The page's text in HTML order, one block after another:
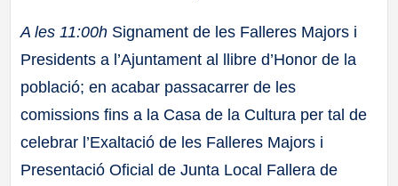
A les 11:00h Signament de les Falleres Majors i
Presidents a l’Ajuntament al llibre d’Honor de la
població; en acabar passacarrer de les
comissions fins a la Casa de la Cultura per tal de
celebrar l’Exaltació de les Falleres Majors i
Presentació Oficial de Junta Local Fallera de